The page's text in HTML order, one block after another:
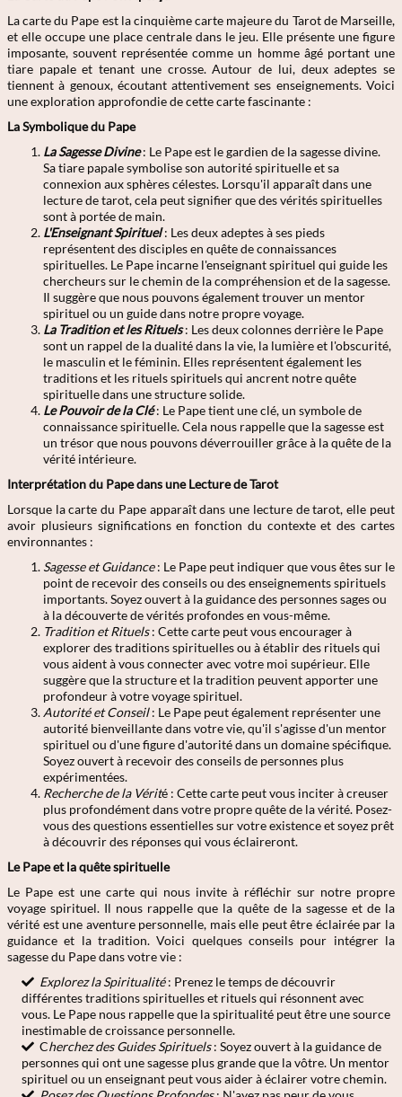
La carte du Pape est la cinquième carte majeure du Tarot de Marseille,
et elle occupe une place centrale dans le jeu. Elle présente une figure
imposante, souvent représentée comme un homme âgé portant une
tiare papale et tenant une crosse. Autour de lui, deux adeptes se
tiennent à genoux, écoutant attentivement ses enseignements. Voici
une exploration approfondie de cette carte fascinante :
La Symbolique du Pape
La Sagesse Divine : Le Pape est le gardien de la sagesse divine.
Sa tiare papale symbolise son autorité spirituelle et sa
connexion aux sphères célestes. Lorsqu'il apparaît dans une
lecture de tarot, cela peut signifier que des vérités spirituelles
sont à portée de main.
L'Enseignant Spirituel: Les deux adeptes à ses pieds
représentent des disciples en quête de connaissances
spirituelles. Le Pape incarne l'enseignant spirituel qui guide les
chercheurs sur le chemin de la compréhension et de la sagesse.
Il suggère que nous pouvons également trouver un mentor
spirituel ou un guide dans notre propre voyage.
La Tradition et les Rituels: Les deux colonnes derrière le Pape
sont un rappel de la dualité dans la vie, la lumière et l'obscurité,
le masculin et le féminin. Elles représentent également les
traditions et les rituels spirituels qui ancrent notre quête
spirituelle dans une structure solide.
Le Pouvoir de la Clé: Le Pape tient une clé, un symbole de
connaissance spirituelle. Cela nous rappelle que la sagesse est
un trésor que nous pouvons déverrouiller grâce à la quête de la
vérité intérieure.
Interprétation du Pape dans une Lecture de Tarot
Lorsque la carte du Pape apparaît dans une lecture de tarot, elle peut
avoir plusieurs significations en fonction du contexte et des cartes
environnantes :
Sagesse et Guidance: Le Pape peut indiquer que vous êtes sur le
point de recevoir des conseils ou des enseignements spirituels
importants. Soyez ouvert à la guidance des personnes sages ou
à la découverte de vérités profondes en vous-même.
Tradition et Rituels: Cette carte peut vous encourager à
explorer des traditions spirituelles ou à établir des rituels qui
vous aident à vous connecter avec votre moi supérieur. Elle
suggère que la structure et la tradition peuvent apporter une
profondeur à votre voyage spirituel.
Autorité et Conseil: Le Pape peut également représenter une
autorité bienveillante dans votre vie, qu'il s'agisse d'un mentor
spirituel ou d'une figure d'autorité dans un domaine spécifique.
Soyez ouvert à recevoir des conseils de personnes plus
expérimentées.
Recherche de la Vérité : Cette carte peut vous inciter à creuser
plus profondément dans votre propre quête de la vérité. Posez-
vous des questions essentielles sur votre existence et soyez prêt
à découvrir des réponses qui vous éclaireront.
Le Pape et la quête spirituelle
Le Pape est une carte qui nous invite à réfléchir sur notre propre
voyage spirituel. Il nous rappelle que la quête de la sagesse et de la
vérité est une aventure personnelle, mais elle peut être éclairée par la
guidance et la tradition. Voici quelques conseils pour intégrer la
sagesse du Pape dans votre vie :
Explorez la Spiritualité: Prenez le temps de découvrir
différentes traditions spirituelles et rituels qui résonnent avec
vous. Le Pape nous rappelle que la spiritualité peut être une source
inestimable de croissance personnelle.
Cherchez des Guides Spirituels: Soyez ouvert à la guidance de
personnes qui ont une sagesse plus grande que la vôtre. Un mentor
spirituel ou un enseignant peut vous aider à éclairer votre chemin.